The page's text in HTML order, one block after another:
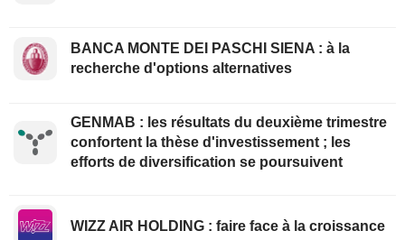
BANCA MONTE DEI PASCHI SIENA : à la
recherche d'options alternatives
GENMAB : les résultats du deuxième trimestre
confortent la thèse d'investissement ; les
efforts de diversification se poursuivent
WIZZ AIR HOLDING : faire face à la croissance